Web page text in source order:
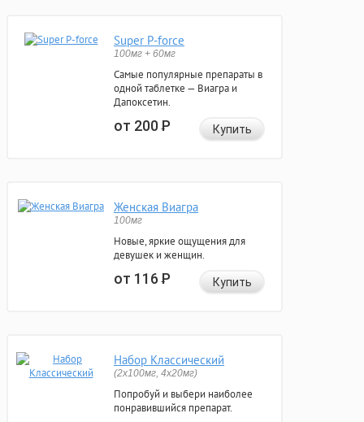
Super P-force
100мг + 60мг
Самые популярные препараты в
одной таблетке — Виагра и
Дапоксетин.
от 200Р Купить
Женская Виагра
100мг
Новые, яркие ощущения для
девушек и женщин.
от 116Р Купить
Набор Классический
(2x100мг, 4x20мг)
Попробуй и выбери наиболее
понравившийся препарат.